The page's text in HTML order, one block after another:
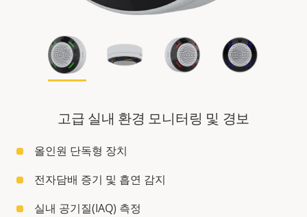
고급 실내 환경 모니터링 및 경보
올인원 단독형 장치
전자담배 증기 및 흡연 감지
실내 공기질(IAQ) 측정